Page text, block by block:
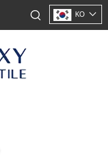
KO